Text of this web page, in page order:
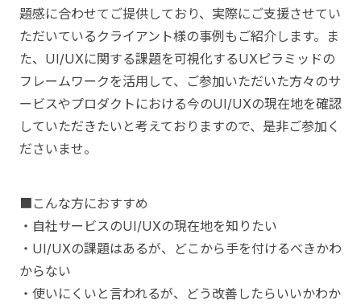
題感に合わせてご提供しており、実際にご支援させてい
ただいているクライアント様の事例もご紹介します。ま
た、UI/UXに関する課題を可視化するUXピラミッドの
フレームワークを活用して、ご参加いただいた方々のサ
ービスやプロダクトにおける今のUI/UXの現在地を確認
していただきたいと考えておりますので、是非ご参加く
ださいませ。
■こんな方におすすめ
・自社サービスのUI/UXの現在地を知りたい
・UI/UXの課題はあるが、どこから手を付けるべきかわ
からない
・使いにくいと言われるが、どう改善したらいいかわか